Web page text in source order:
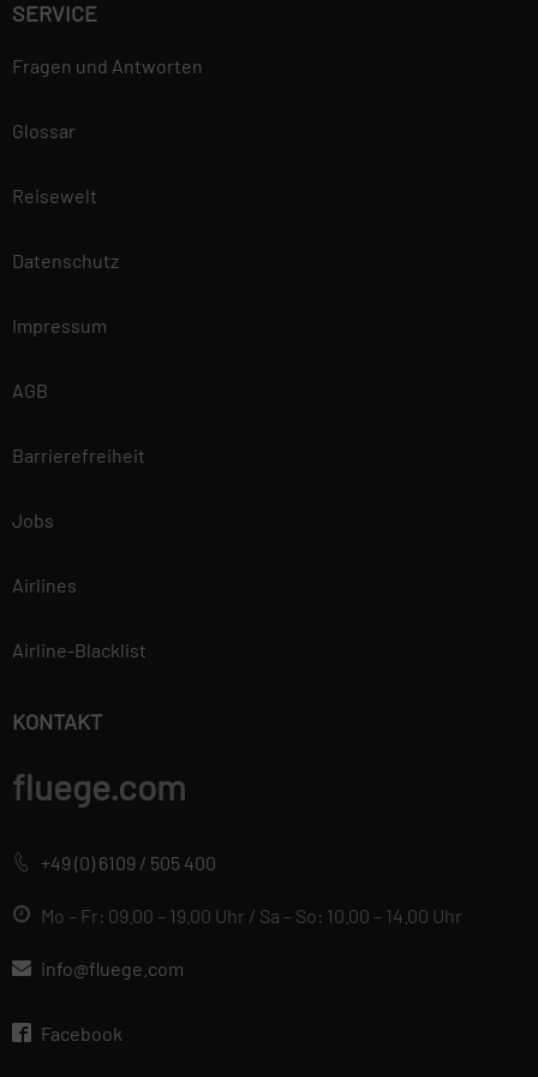
SERVICE
Fragen und Antworten
Glossar
Reisewelt
Datenschutz
Impressum
AGB
Barrierefreiheit
Jobs
Airlines
Airline-Blacklist
KONTAKT
fluege.com
+49 (0) 6109 / 505 400
Mo – Fr: 09.00 – 19.00 Uhr / Sa – So: 10.00 – 14.00 Uhr
info@fluege.com
Facebook